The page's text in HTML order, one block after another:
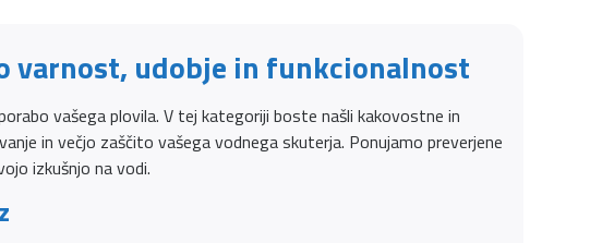
varnost, udobje in funkcionalnost
vašega plovila. V tej kategoriji boste našli kakovostne in
in večjo zaščito vašega vodnega skuterja. Ponujamo preverjene
izkušnjo na vodi.